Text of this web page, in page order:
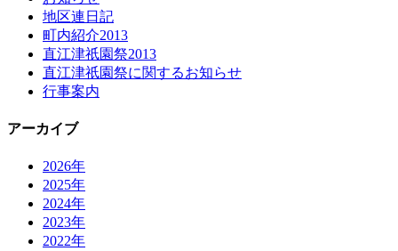
地区連日記
町内紹介2013
直江津祇園祭2013
直江津祇園祭に関するお知らせ
行事案内
アーカイブ
2026年
2025年
2024年
2023年
2022年